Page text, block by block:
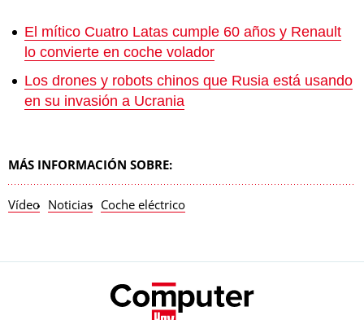
El mítico Cuatro Latas cumple 60 años y Renault
lo convierte en coche volador
Los drones y robots chinos que Rusia está usando
en su invasión a Ucrania
MÁS INFORMACIÓN SOBRE:
Vídeo Noticias Coche eléctrico